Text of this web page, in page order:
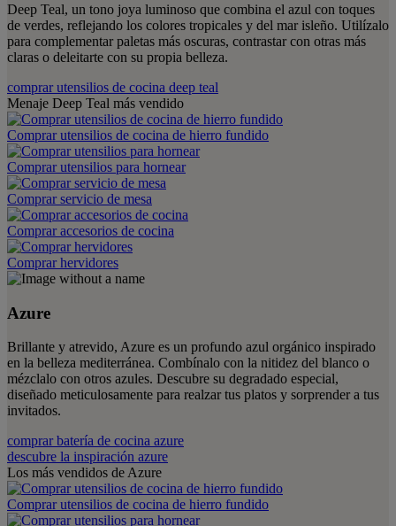
Deep Teal, un tono joya luminoso que combina el azul con toques
de verdes, reflejando los colores tropicales y del mar isleño. Utilízalo
para complementar paletas más oscuras, contrastar con otras más
claras o deleitarte con su propia belleza.
comprar utensilios de cocina deep teal
Menaje Deep Teal más vendido
Comprar utensilios de cocina de hierro fundido
Comprar utensilios para hornear
Comprar servicio de mesa
Comprar accesorios de cocina
Comprar hervidores
Azure
Brillante y atrevido, Azure es un profundo azul orgánico inspirado
en la belleza mediterránea. Combínalo con la nitidez del blanco o
mézclalo con otros azules. Descubre su degradado especial,
diseñado meticulosamente para realzar tus platos y sorprender a tus
invitados.
comprar batería de cocina azure
descubre la inspiración azure
Los más vendidos de Azure
Comprar utensilios de cocina de hierro fundido